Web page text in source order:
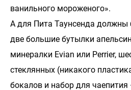
ванильного мороженого».
А для Пита Таунсенда должны
две большие бутылки
минералки Evian или Perrier,
стеклянных (никакого
бокалов и набор для